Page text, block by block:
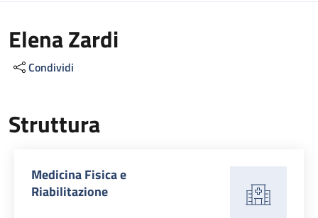
Elena Zardi
Condividi
Struttura
Medicina Fisica e
Riabilitazione